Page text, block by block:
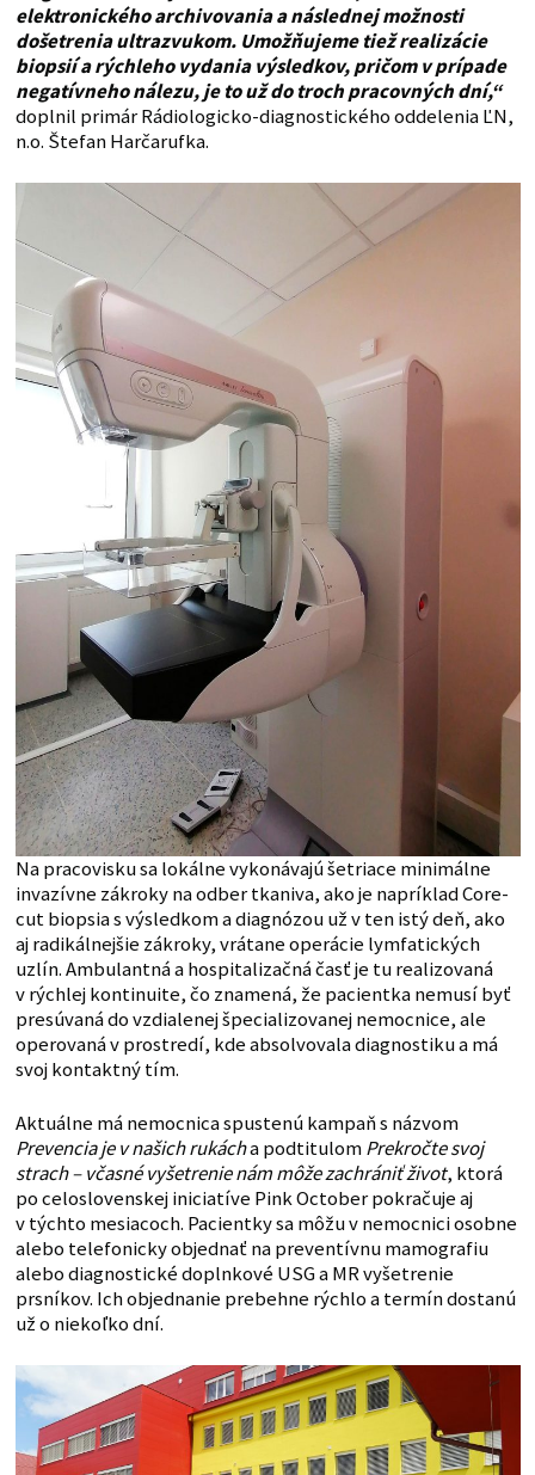
elektronického archivovania a následnej možnosti
došetrenia ultrazvukom. Umožňujeme tiež realizácie
biopsií a rýchleho vydania výsledkov, pričom v prípade
negatívneho nálezu, je to už do troch pracovných dní,“
doplnil primár Rádiologicko-diagnostického oddelenia ĽN,
n.o. Štefan Harčarufka.
Na pracovisku sa lokálne vykonávajú šetriace minimálne
invazívne zákroky na odber tkaniva, ako je napríklad Core-
cut biopsia s výsledkom a diagnózou už v ten istý deň, ako
aj radikálnejšie zákroky, vrátane operácie lymfatických
uzlín. Ambulantná a hospitalizačná časť je tu realizovaná
v rýchlej kontinuite, čo znamená, že pacientka nemusí byť
presúvaná do vzdialenej špecializovanej nemocnice, ale
operovaná v prostredí, kde absolvovala diagnostiku a má
svoj kontaktný tím.
Aktuálne má nemocnica spustenú kampaň s názvom
Prevencia je v našich rukácha podtitulomPrekročte svoj
strach – včasné vyšetrenie nám môže zachrániť život, ktorá
po celoslovenskej iniciatíve Pink October pokračuje aj
v týchto mesiacoch. Pacientky sa môžu v nemocnici osobne
alebo telefonicky objednať na preventívnu mamografiu
alebo diagnostické doplnkové USG a MR vyšetrenie
prsníkov. Ich objednanie prebehne rýchlo a termín dostanú
už o niekoľko dní.